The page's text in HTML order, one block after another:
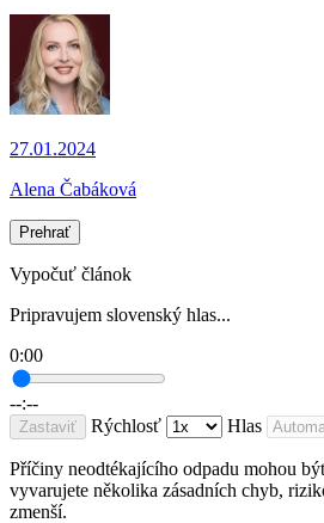
27.01.2024
Alena Čabáková
Prehrať
Vypočuť článok
Pripravujem slovenský hlas...
0:00
--:--
Zastaviť Rýchlosť Hlas
Příčiny neodtékajícího odpadu mohou
vyvarujete několika zásadních chyb,
zmenší.